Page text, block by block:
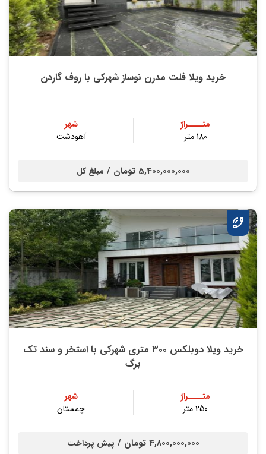
خريد ویلا فلت مدرن نوساز شهركي با روف گاردن
متــــراژ
180 متر
شهر
آهودشت
5,400,000,000 تومان / مبلغ کل
خريد ویلا دوبلکس ۳۰۰ متری شهركي با استخر و سند تك
برگ
متــــراژ
250 متر
شهر
چمستان
4,800,000,000 تومان / پیش پرداخت